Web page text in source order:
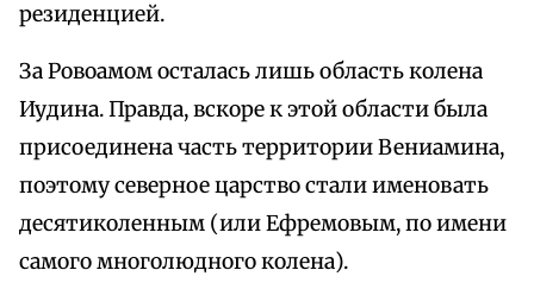
резиденцией.
За Ровоамом осталась лишь область колена
Иудина. Правда, вскоре к этой области была
присоединена часть территории Вениамина,
поэтому северное царство стали именовать
десятиколенным (или Ефремовым, по имени
самого многолюдного колена).